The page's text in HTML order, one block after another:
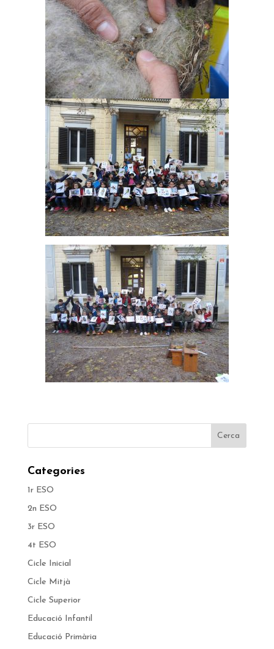
Categories
1r ESO
2n ESO
3r ESO
4t ESO
Cicle Inicial
Cicle Mitjà
Cicle Superior
Educació Infantil
Educació Primària